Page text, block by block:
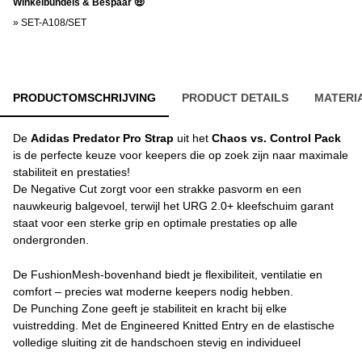
Winkelbundels & Bespaar 🤑
» SET-A108/SET
PRODUCTOMSCHRIJVING PRODUCT DETAILS
De Adidas Predator Pro Strap uit het Chaos vs. Control Pack
is de perfecte keuze voor keepers die op zoek zijn naar maximale
stabiliteit en prestaties!
De Negative Cut zorgt voor een strakke pasvorm en een
nauwkeurig balgevoel, terwijl het URG 2.0+ kleefschuim garant
staat voor een sterke grip en optimale prestaties op alle
ondergronden.
De FushionMesh-bovenhand biedt je flexibiliteit, ventilatie en
comfort – precies wat moderne keepers nodig hebben.
De Punching Zone geeft je stabiliteit en kracht bij elke
vuistredding. Met de Engineered Knitted Entry en de elastische
volledige sluiting zit de handschoen stevig en individueel